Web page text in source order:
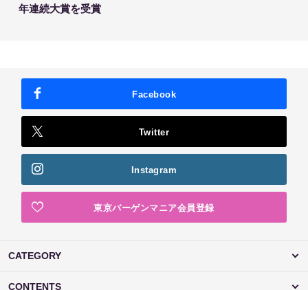
年連続大賞を受賞
Facebook
Twitter
Instagram
東京バーゲンマニア会員登録
CATEGORY
CONTENTS